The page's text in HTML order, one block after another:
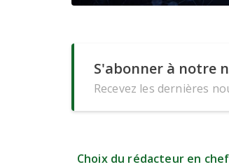
S'abonner à notre
Recevez les dernières
Choix du rédacteur en chef